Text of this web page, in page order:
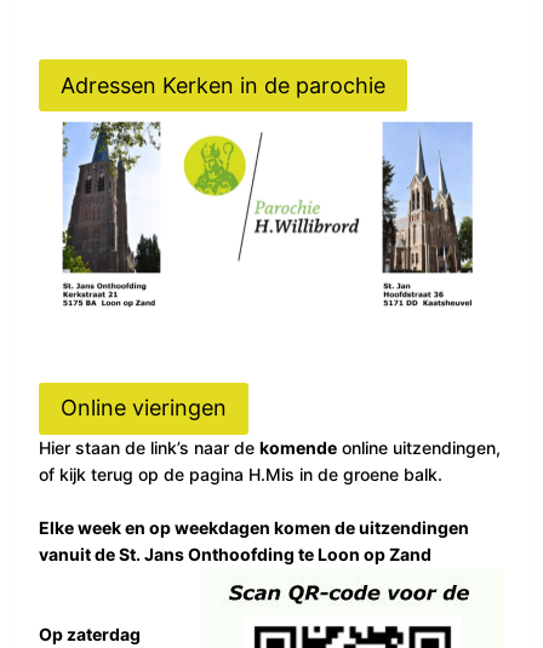
Adressen Kerken in de parochie
Online vieringen
Hier staan de link’s naar de komende online uitzendingen,
of kijk terug op de pagina H.Mis in de groene balk.
Elke week en op weekdagen komen de uitzendingen
vanuit de St. Jans Onthoofding te Loon op Zand
Op zaterdag